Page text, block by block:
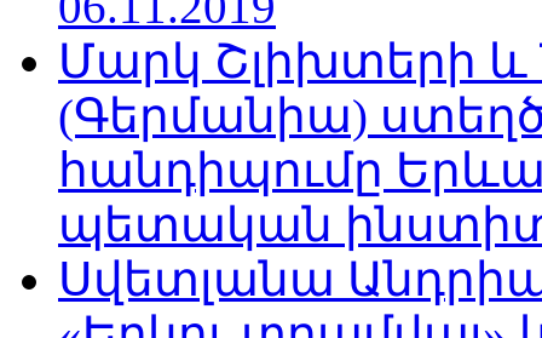
Մարկ Շլիխտերի և
(Գերմանիա)
հանդիպումը
պետական
Սվետլանա